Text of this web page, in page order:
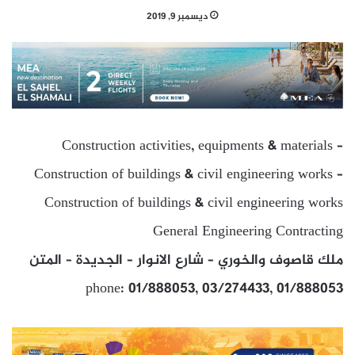
ديسمبر 9, 2019
Construction activities, equipments & materials –
Construction of buildings & civil engineering works –
Construction of buildings & civil engineering works
General Engineering Contracting
ملك قاصوف والخوري – شارع الانوار – الجديدة – المتن
phone: 01/888053, 03/274433, 01/888053